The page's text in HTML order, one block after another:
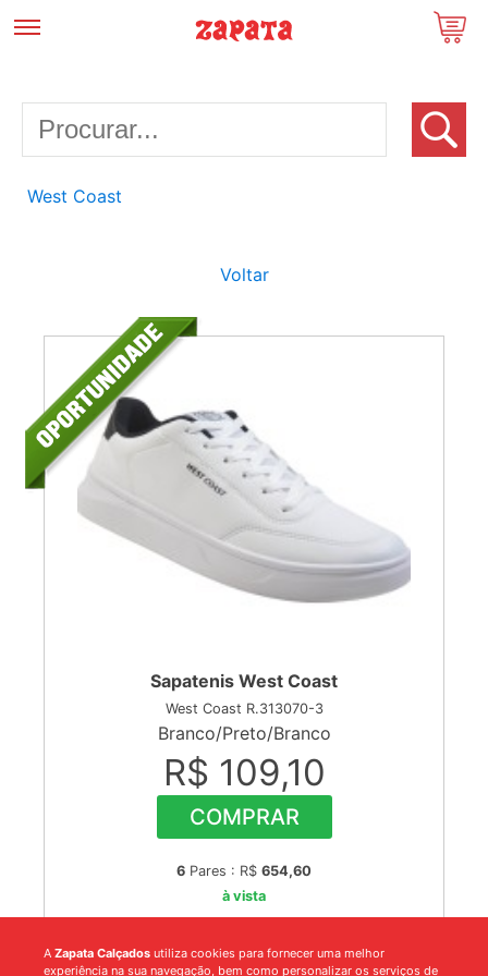
West Coast
Voltar
Sapatenis West Coast
West Coast R.313070-3
Branco/Preto/Branco
R$ 109,10
COMPRAR
6 Pares : R$ 654,60
à vista
A Zapata Calçados utiliza cookies para fornecer uma melhor
experiência na sua navegação, bem como personalizar os serviços de